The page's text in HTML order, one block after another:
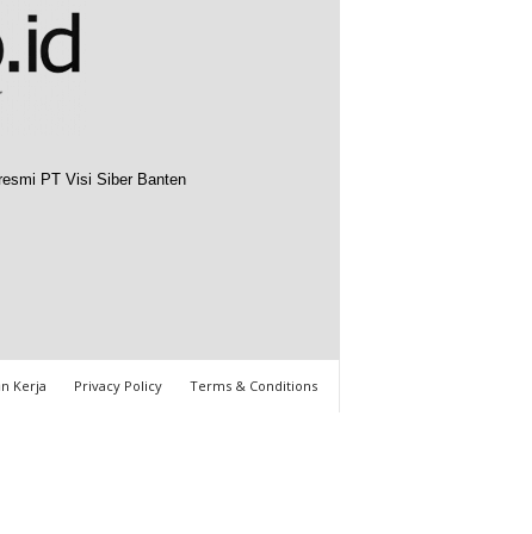
PT Visi Siber Banten
Kerja Privacy Policy Terms & Conditions